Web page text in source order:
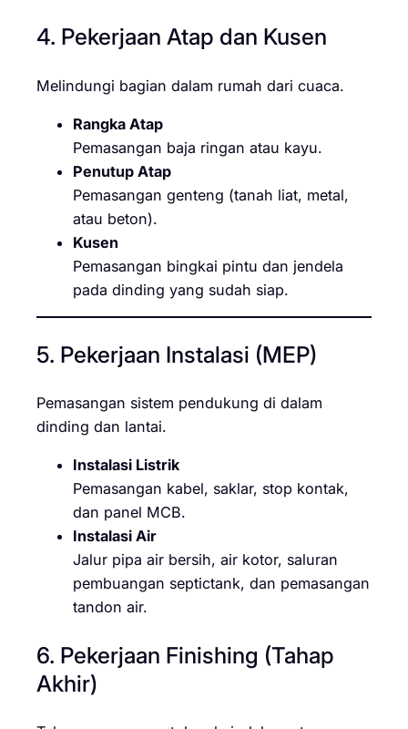
4. Pekerjaan Atap dan Kusen
Melindungi bagian dalam rumah dari cuaca.
Rangka Atap
Pemasangan baja ringan atau kayu.
Penutup Atap
Pemasangan genteng (tanah liat, metal,
atau beton).
Kusen
Pemasangan bingkai pintu dan jendela
pada dinding yang sudah siap.
5. Pekerjaan Instalasi (MEP)
Pemasangan sistem pendukung di dalam
dinding dan lantai.
Instalasi Listrik
Pemasangan kabel, saklar, stop kontak,
dan panel MCB.
Instalasi Air
Jalur pipa air bersih, air kotor, saluran
pembuangan septictank, dan pemasangan
tandon air.
6. Pekerjaan Finishing (Tahap
Akhir)